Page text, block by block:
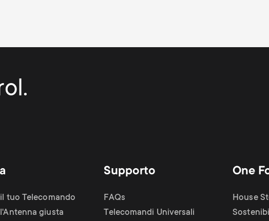
tuo Telecomando
giusta
Supporto
FAQs
Telecomandi Universali
One
House